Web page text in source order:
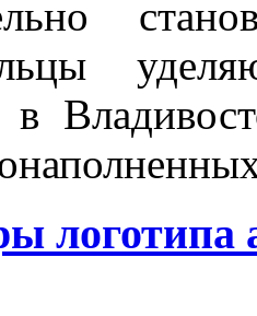
в
логотипа